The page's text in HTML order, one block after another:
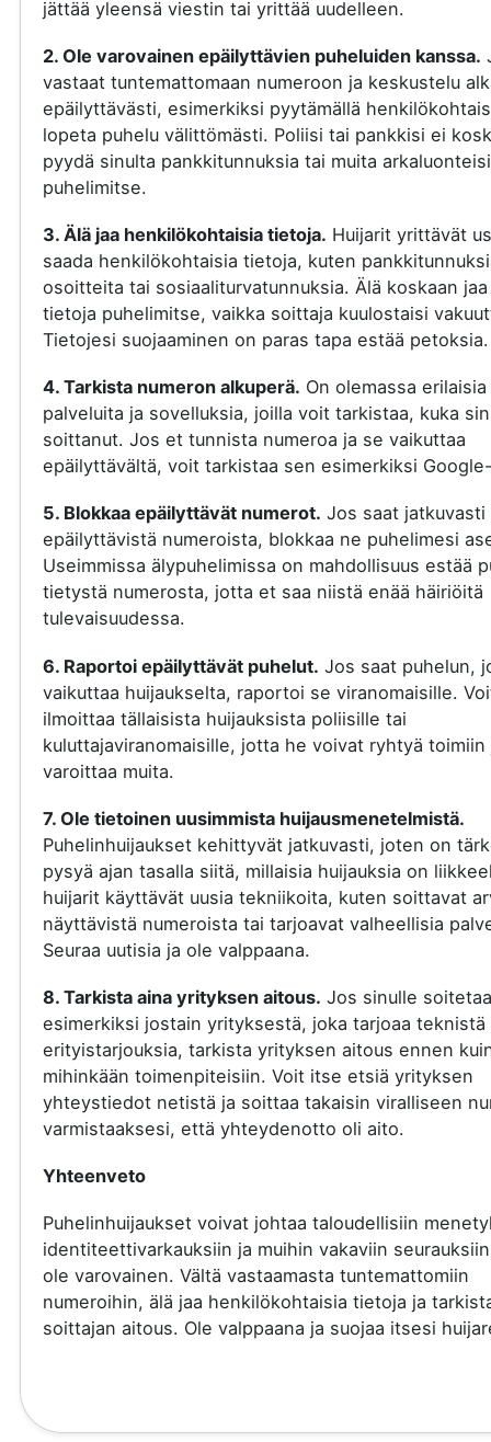
jättää yleensä viestin tai yrittää uudelleen.
2. Ole varovainen epäilyttävien puheluiden kanssa.
vastaat tuntemattomaan numeroon ja keskustelu
epäilyttävästi, esimerkiksi pyytämällä
lopeta puhelu välittömästi. Poliisi tai pankkisi ei
pyydä sinulta pankkitunnuksia tai muita
puhelimitse.
3. Älä jaa henkilökohtaisia tietoja. Huijarit yrittävät
saada henkilökohtaisia tietoja, kuten
osoitteita tai sosiaaliturvatunnuksia. Älä koskaan
tietoja puhelimitse, vaikka soittaja kuulostaisi
Tietojesi suojaaminen on paras tapa estää petoksia.
4. Tarkista numeron alkuperä. On olemassa erilaisia
palveluita ja sovelluksia, joilla voit tarkistaa, kuka
soittanut. Jos et tunnista numeroa ja se vaikuttaa
epäilyttävältä, voit tarkistaa sen esimerkiksi
5. Blokkaa epäilyttävät numerot. Jos saat jatkuvasti
epäilyttävistä numeroista, blokkaa ne puhelimesi
Useimmissa älypuhelimissa on mahdollisuus estää
tietystä numerosta, jotta et saa niistä enää häiriöitä
tulevaisuudessa.
6. Raportoi epäilyttävät puhelut. Jos saat puhelun,
vaikuttaa huijaukselta, raportoi se viranomaisille.
ilmoittaa tällaisista huijauksista poliisille tai
kuluttajaviranomaisille, jotta he voivat ryhtyä toimiin
varoittaa muita.
7. Ole tietoinen uusimmista huijausmenetelmistä.
Puhelinhuijaukset kehittyvät jatkuvasti, joten on
pysyä ajan tasalla siitä, millaisia huijauksia on
huijarit käyttävät uusia tekniikoita, kuten soittavat
näyttävistä numeroista tai tarjoavat valheellisia
Seuraa uutisia ja ole valppaana.
8. Tarkista aina yrityksen aitous. Jos sinulle
esimerkiksi jostain yrityksestä, joka tarjoaa teknistä
erityistarjouksia, tarkista yrityksen aitous ennen
mihinkään toimenpiteisiin. Voit itse etsiä yrityksen
yhteystiedot netistä ja soittaa takaisin viralliseen
varmistaaksesi, että yhteydenotto oli aito.
Yhteenveto
Puhelinhuijaukset voivat johtaa taloudellisiin
identiteettivarkauksiin ja muihin vakaviin
ole varovainen. Vältä vastaamasta tuntemattomiin
numeroihin, älä jaa henkilökohtaisia tietoja ja
soittajan aitous. Ole valppaana ja suojaa itsesi